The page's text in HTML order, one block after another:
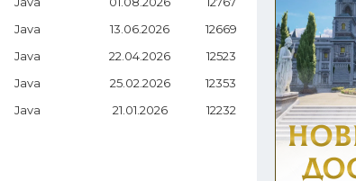
Java 13.06.2026
12669
Java 22.04.2026
12523
Java 25.02.2026
12353
Java 21.01.2026 12232